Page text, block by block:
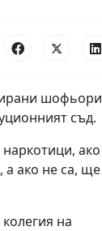
шофьори
съд.
ако
а ако не са, ще
на